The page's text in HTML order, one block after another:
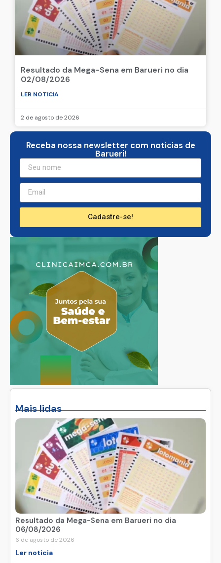
Resultado da Mega-Sena em Barueri no dia
02/08/2026
LER NOTICIA
2 de agosto de 2026
Mais lidas
Resultado da Mega-Sena em Barueri no dia
06/08/2026
6 de agosto de 2026
Ler noticia
Receba nossa newsletter com noticias de
Barueri!
Cadastre-se!